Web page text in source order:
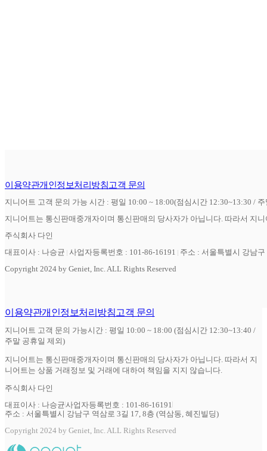
이용약관개인정보처리방침고객 문의
지니어트 고객 문의 가능 시간 : 평일 10:00 ~ 18:00(점심시간 12:30~13:30 /
지니어트는 통신판매중개자이며 통신판매의 당사자가 아닙니다. 따라서 지
주식회사 다인
대표이사 : 나승균 사업자등록번호 : 101-86-16191
주소 : 서울특별시 강남
Copyright 2024 by Geniet, Inc. ALL Rights Reserved
이용약관개인정보처리방침고객 문의
지니어트 고객 문의 가능시간 : 평일 10:00 ~ 18:00 (점심시간 12:30~13:40 /
주말 공휴일 제외)
지니어트는 통신판매중개자이며 통신판매의 당사자가 아닙니다. 따라서 지
니어트는 상품 거래정보 및 거래에 대하여 책임을 지지 않습니다.
주식회사 다인
대표이사 : 나승균사업자등록번호 : 101-86-16191
주소 : 서울특별시 강남구 역삼로 3길 17, 8층 (역삼동, 혜진빌딩)
Copyright 2024 by Geniet, Inc. ALL Rights Reserved